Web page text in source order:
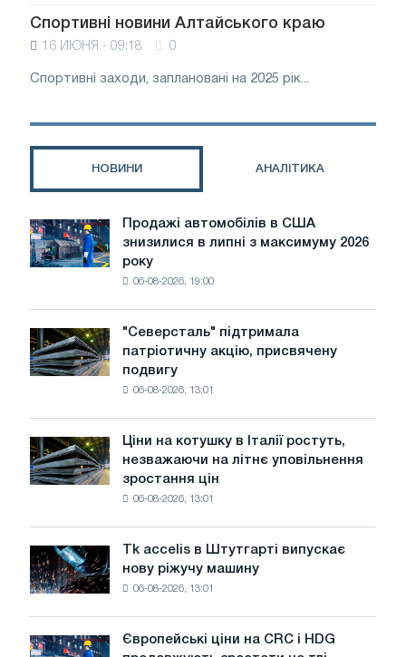
Спортивні новини Алтайського краю
16 ИЮНЯ - 09:18 0
Спортивні заходи, заплановані на 2025 рік...
НОВИНИ АНАЛІТИКА
Продажі
автомобілів
в
липні
з
року
Продажі автомобілів в США
знизилися в липні з максимуму 2026
року
06-08-2026, 19:00
"Северсталь"
підтримала
патріотичну
радянської
авіації
Великої
Вітчизняної
війни
"Северсталь" підтримала
патріотичну акцію, присвячену
подвигу
06-08-2026, 13:01
Ціни
на
котушку
незважаючи
на
уповільнення
зростання
Ціни на котушку в Італії ростуть,
незважаючи на літнє уповільнення
зростання цін
06-08-2026, 13:01
Tk
accelis
в
нову
Tk accelis в Штутгарті випускає
нову ріжучу машину
06-08-2026, 13:01
Європейські
Європейські ціни на CRC і HDG